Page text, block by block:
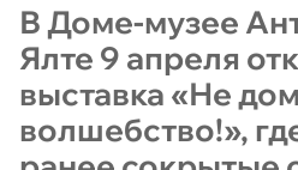
В Доме-музее
Ялте 9 апреля
выставка «Не
волшебство!»,